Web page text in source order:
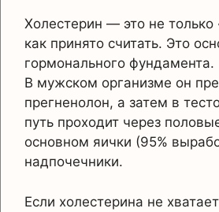
Холестерин — это не только
как принято считать. Это
гормонального фундамента.
В мужском организме он
прегненолон, а затем в
путь проходит через
основном яички (95%
надпочечники.
Если холестерина не